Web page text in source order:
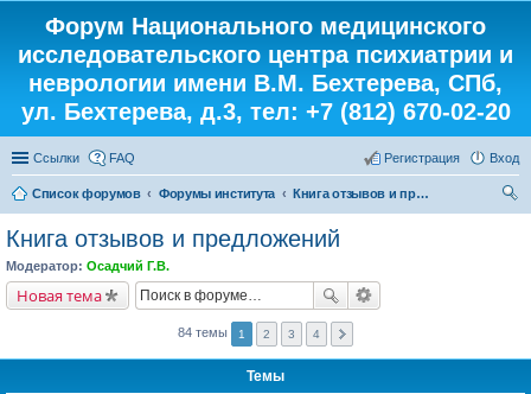
Форум Национального медицинского
исследовательского центра психиатрии и
неврологии имени В.М. Бехтерева, СПб,
ул. Бехтерева, д.3, тел: +7 (812) 670-02-20
Ссылки FAQ Вход
Регистрация
Список форумов Форумы института
Книга отзывов и предложений
Книга отзывов и предложений
Модератор: Осадчий Г.В.
Новая тема
84 темы 1 2 3 4
Темы